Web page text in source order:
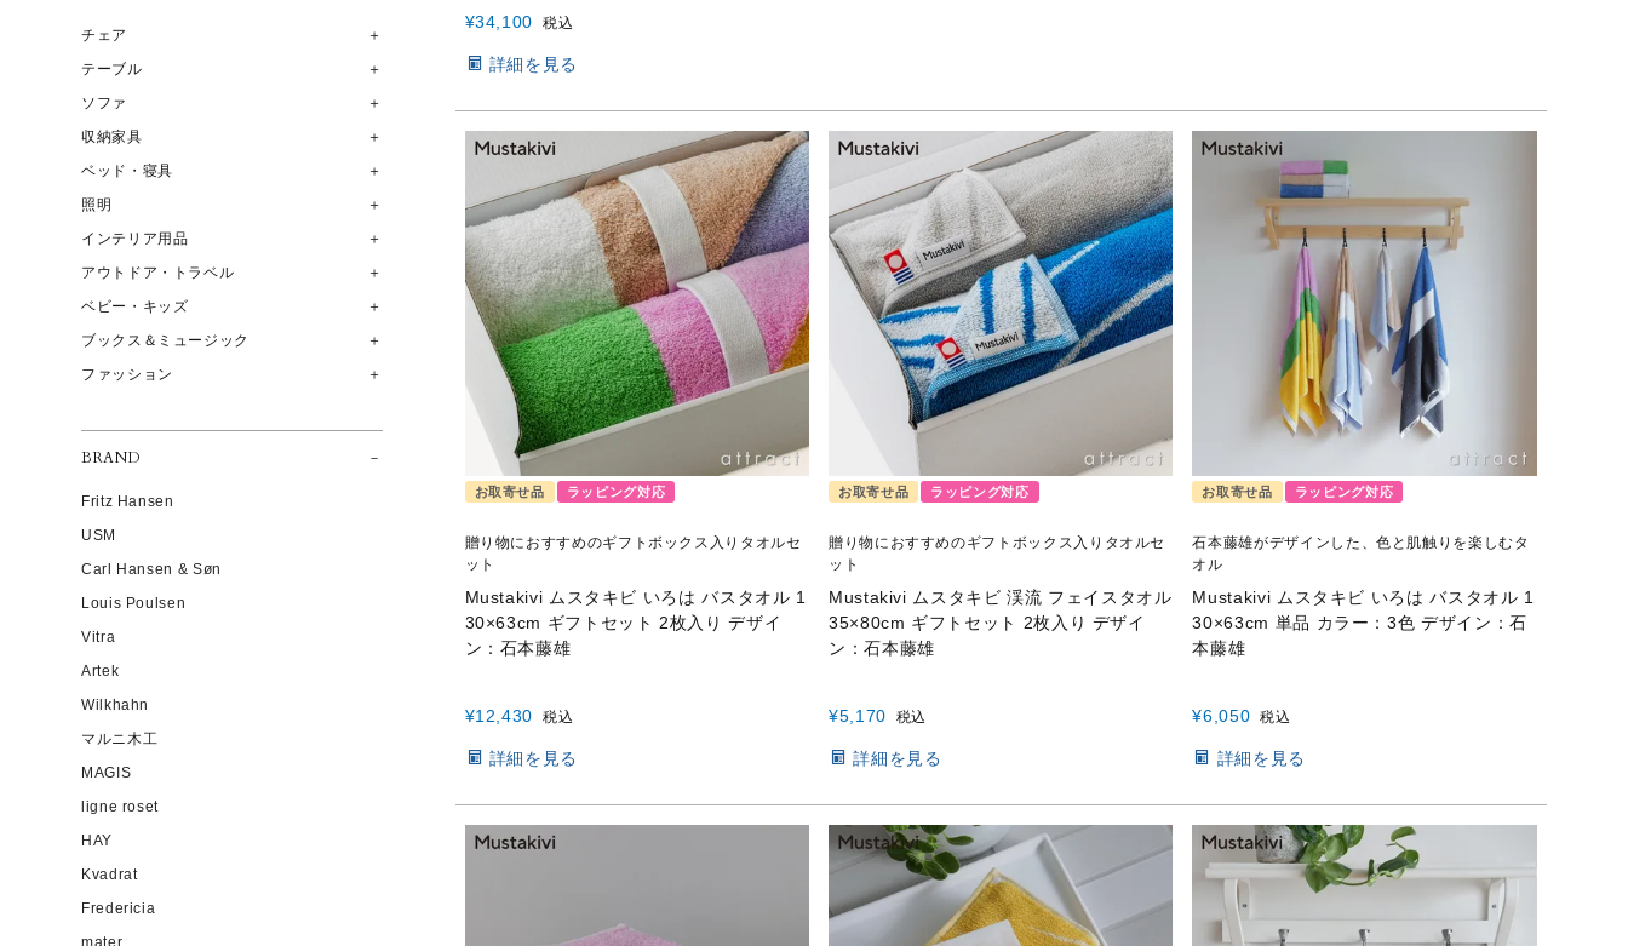
チェア
テーブル
ソファ
収納家具
ベッド・寝具
照明
インテリア用品
アウトドア・トラベル
ベビー・キッズ
ブックス＆ミュージック
ファッション
BRAND
Fritz Hansen
USM
Carl Hansen & Søn
Louis Poulsen
Vitra
Artek
Wilkhahn
マルニ木工
MAGIS
ligne roset
HAY
Kvadrat
Fredericia
mater
¥34,100 税込
詳細を見る
お取寄せ品 ラッピング対応
贈り物におすすめのギフトボックス入りタオルセ
ット
Mustakivi ムスタキビ いろは バスタオル 1
30×63cm ギフトセット 2枚入り デザイ
ン：石本藤雄
¥12,430 税込
詳細を見る
お取寄せ品 ラッピング対応
贈り物におすすめのギフトボックス入りタオルセ
ット
Mustakivi ムスタキビ 渓流 フェイスタオル
35×80cm ギフトセット 2枚入り デザイ
ン：石本藤雄
¥5,170 税込
詳細を見る
お取寄せ品 ラッピング対応
石本藤雄がデザインした、色と肌触りを楽しむタ
オル
Mustakivi ムスタキビ いろは バスタオル 1
30×63cm 単品 カラー：3色 デザイン：石
本藤雄
¥6,050 税込
詳細を見る